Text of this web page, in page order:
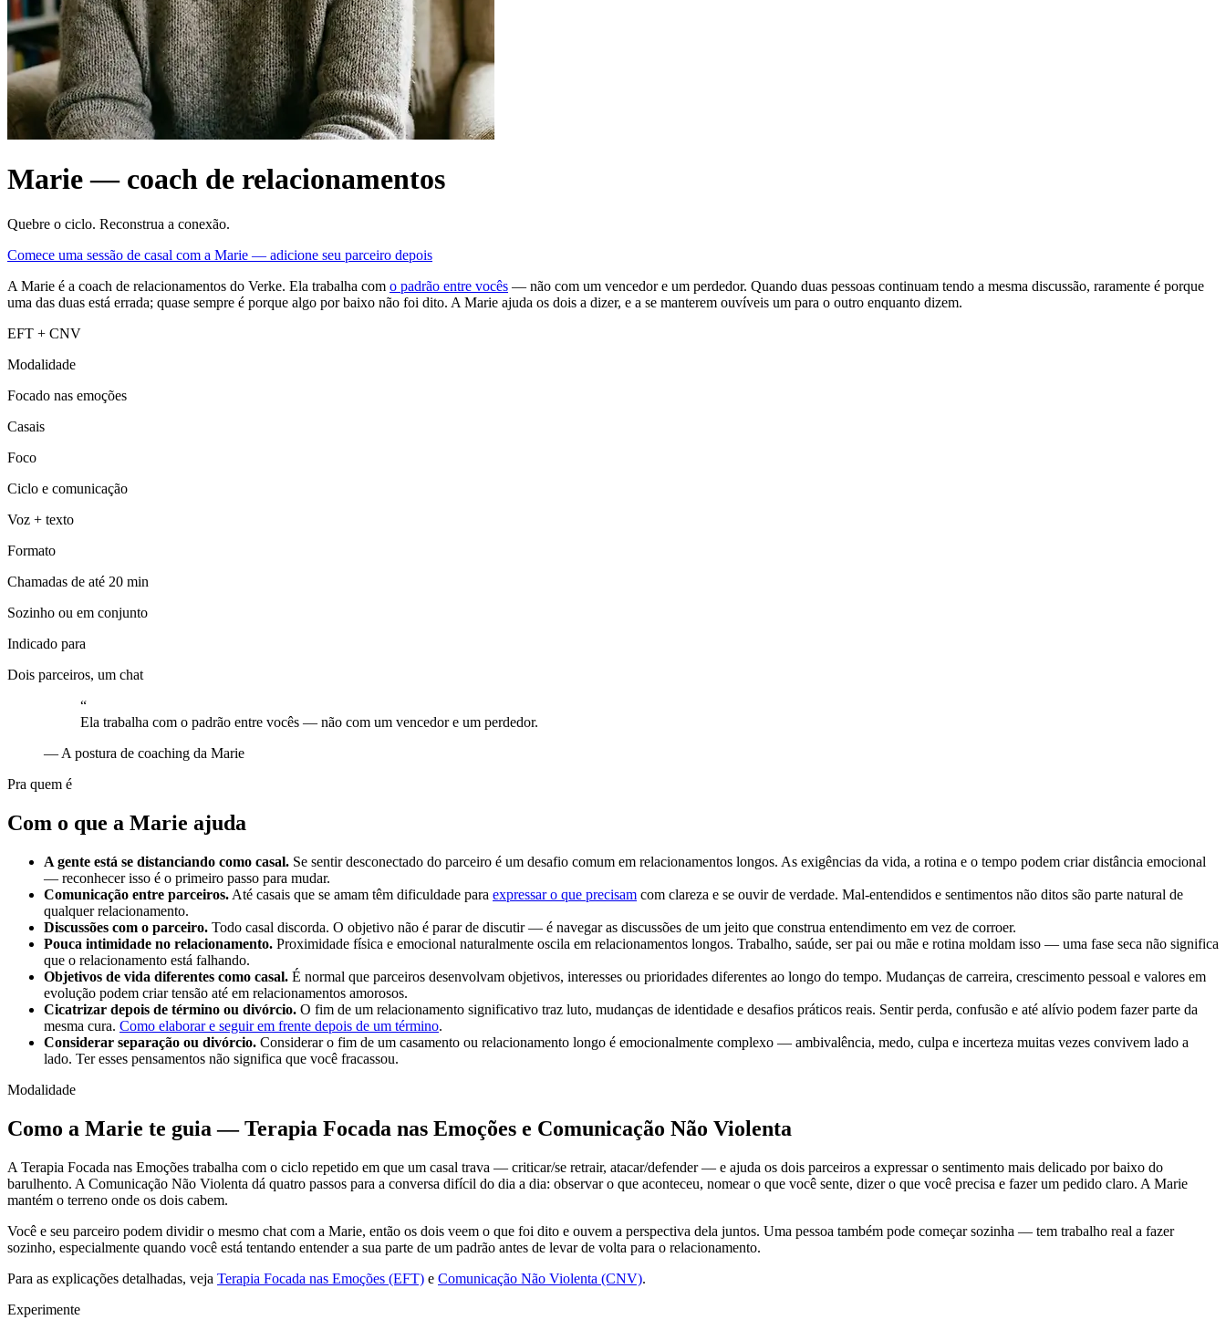
Marie — coach de relacionamentos
Quebre o ciclo. Reconstrua a conexão.
Comece uma sessão de casal com a Marie — adicione seu parceiro depois
A Marie é a coach de relacionamentos do Verke. Ela trabalha com o padrão entre vocês — não com um vencedor e um perdedor. Quando duas pessoas continuam tendo a mesma discussão, raramente é porque
uma das duas está errada; quase sempre é porque algo por baixo não foi dito. A Marie ajuda os dois a dizer, e a se manterem ouvíveis um para o outro enquanto dizem.
EFT + CNV
Modalidade
Focado nas emoções
Casais
Foco
Ciclo e comunicação
Voz + texto
Formato
Chamadas de até 20 min
Sozinho ou em conjunto
Indicado para
Dois parceiros, um chat
“
Ela trabalha com o padrão entre vocês — não com um vencedor e um perdedor.
— A postura de coaching da Marie
Pra quem é
Com o que a Marie ajuda
A gente está se distanciando como casal. Se sentir desconectado do parceiro é um desafio comum em relacionamentos longos. As exigências da vida, a rotina e o tempo podem criar distância emocional
— reconhecer isso é o primeiro passo para mudar.
Comunicação entre parceiros. Até casais que se amam têm dificuldade para expressar o que precisam com clareza e se ouvir de verdade. Mal-entendidos e sentimentos não ditos são parte natural de
qualquer relacionamento.
Discussões com o parceiro. Todo casal discorda. O objetivo não é parar de discutir — é navegar as discussões de um jeito que construa entendimento em vez de corroer.
Pouca intimidade no relacionamento. Proximidade física e emocional naturalmente oscila em relacionamentos longos. Trabalho, saúde, ser pai ou mãe e rotina moldam isso — uma fase seca não significa
que o relacionamento está falhando.
Objetivos de vida diferentes como casal. É normal que parceiros desenvolvam objetivos, interesses ou prioridades diferentes ao longo do tempo. Mudanças de carreira, crescimento pessoal e valores em
evolução podem criar tensão até em relacionamentos amorosos.
Cicatrizar depois de término ou divórcio. O fim de um relacionamento significativo traz luto, mudanças de identidade e desafios práticos reais. Sentir perda, confusão e até alívio podem fazer parte da
mesma cura. Como elaborar e seguir em frente depois de um término.
Considerar separação ou divórcio. Considerar o fim de um casamento ou relacionamento longo é emocionalmente complexo — ambivalência, medo, culpa e incerteza muitas vezes convivem lado a
lado. Ter esses pensamentos não significa que você fracassou.
Modalidade
Como a Marie te guia — Terapia Focada nas Emoções e Comunicação Não Violenta
A Terapia Focada nas Emoções trabalha com o ciclo repetido em que um casal trava — criticar/se retrair, atacar/defender — e ajuda os dois parceiros a expressar o sentimento mais delicado por baixo do
barulhento. A Comunicação Não Violenta dá quatro passos para a conversa difícil do dia a dia: observar o que aconteceu, nomear o que você sente, dizer o que você precisa e fazer um pedido claro. A Marie
mantém o terreno onde os dois cabem.
Você e seu parceiro podem dividir o mesmo chat com a Marie, então os dois veem o que foi dito e ouvem a perspectiva dela juntos. Uma pessoa também pode começar sozinha — tem trabalho real a fazer
sozinho, especialmente quando você está tentando entender a sua parte de um padrão antes de levar de volta para o relacionamento.
Para as explicações detalhadas, veja Terapia Focada nas Emoções (EFT) e Comunicação Não Violenta (CNV).
Experimente